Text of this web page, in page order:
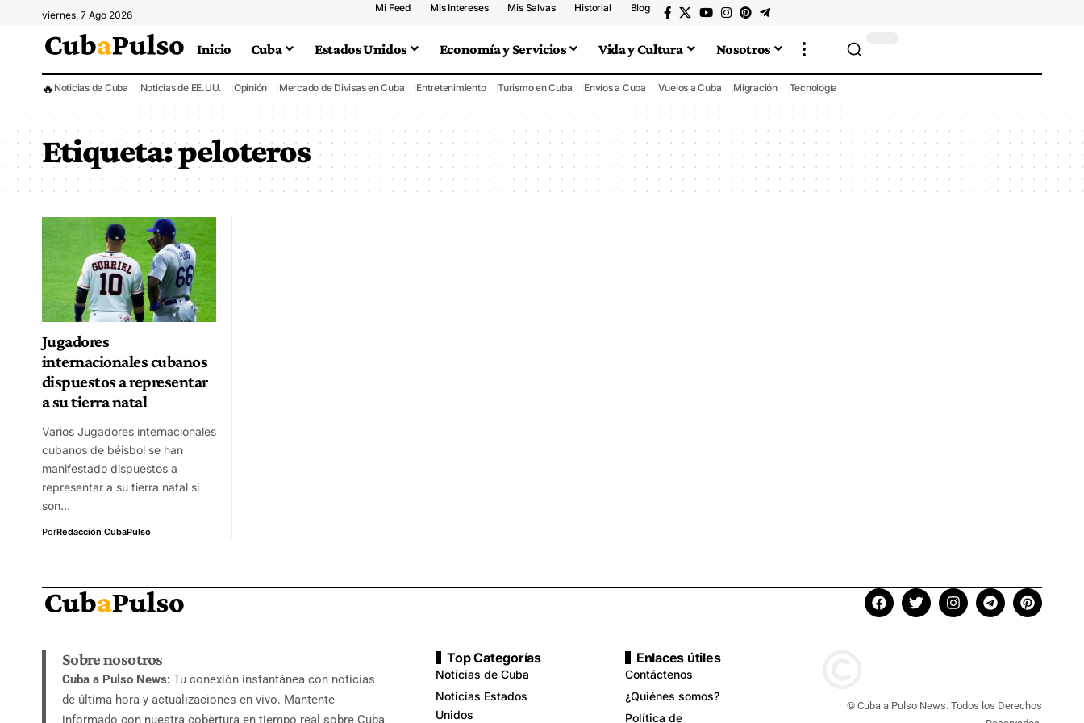
viernes, 7 Ago 2026
Mi Feed Mis Intereses Mis Salvas Historial Blog
Inicio Cuba Estados Unidos Economía y Servicios Vida y Cultura Nosotros
🔥 Noticias de Cuba Noticias de EE.UU. Opinión Mercado de Divisas en Cuba Entretenimiento Turismo en Cuba Envíos a Cuba Vuelos a Cuba Migración Tecnología
Etiqueta:peloteros
Jugadores
internacionales cubanos
dispuestos a representar
a su tierra natal
Varios Jugadores internacionales
cubanos de béisbol se han
manifestado dispuestos a
representar a su tierra natal si
son…
PorRedacción CubaPulso
Sobre nosotros
Cuba a Pulso News: Tu conexión instantánea con noticias
de última hora y actualizaciones en vivo. Mantente
informado con nuestra cobertura en tiempo real sobre Cuba
Top Categorías
Noticias de Cuba
Noticias Estados
Unidos
Enlaces útiles
Contáctenos
¿Quiénes somos?
Política de
© Cuba a Pulso News. Todos los Derechos